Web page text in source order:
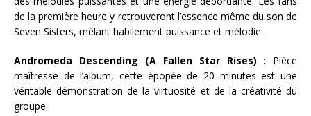
de la première heure y retrouveront l’essence même du son de
Seven Sisters, mêlant habilement puissance et mélodie.
Andromeda Descending (A Fallen Star Rises) : Pièce
maîtresse de l’album, cette épopée de 20 minutes est une
véritable démonstration de la virtuosité et de la créativité du
groupe.